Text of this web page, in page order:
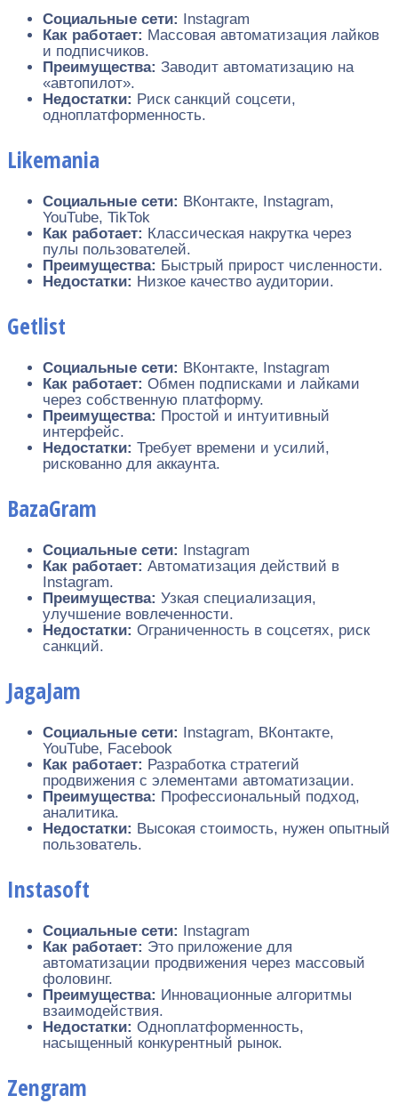
Социальные сети:
Instagram
Как работает: Массовая автоматизация лайков
и подписчиков.
Преимущества: Заводит автоматизацию на
«автопилот».
Недостатки: Риск санкций соцсети,
одноплатформенность.
Likemania
Социальные сети: ВКонтакте, Instagram,
YouTube, TikTok
Как работает: Классическая накрутка через
пулы пользователей.
Преимущества: Быстрый прирост численности.
Недостатки: Низкое качество аудитории.
Getlist
Социальные сети: ВКонтакте, Instagram
Как работает: Обмен подписками и лайками
через собственную платформу.
Преимущества: Простой и интуитивный
интерфейс.
Недостатки: Требует времени и усилий,
рискованно для аккаунта.
BazaGram
Социальные сети:
Instagram
Как работает: Автоматизация действий в
Instagram.
Преимущества: Узкая специализация,
улучшение вовлеченности.
Недостатки: Ограниченность в соцсетях, риск
санкций.
JagaJam
Социальные сети:
Instagram, ВКонтакте,
YouTube, Facebook
Как работает: Разработка стратегий
продвижения с элементами автоматизации.
Преимущества: Профессиональный подход,
аналитика.
Недостатки: Высокая стоимость, нужен опытный
пользователь.
Instasoft
Социальные сети:
Instagram
Как работает: Это приложение для
автоматизации продвижения через массовый
фоловинг.
Преимущества: Инновационные алгоритмы
взаимодействия.
Недостатки: Одноплатформенность,
насыщенный конкурентный рынок.
Zengram